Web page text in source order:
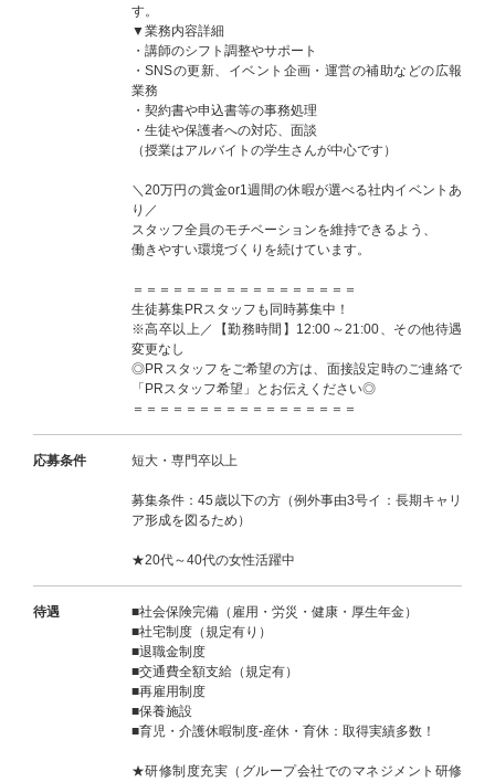
す。
▼業務内容詳細
・講師のシフト調整やサポート
・SNSの更新、イベント企画・運営の補助などの広報
業務
・契約書や申込書等の事務処理
・生徒や保護者への対応、面談
（授業はアルバイトの学生さんが中心です）
＼20万円の賞金or1週間の休暇が選べる社内イベントあ
り／
スタッフ全員のモチベーションを維持できるよう、
働きやすい環境づくりを続けています。
＝＝＝＝＝＝＝＝＝＝＝＝＝＝＝＝＝
生徒募集PRスタッフも同時募集中！
※高卒以上／【勤務時間】12:00～21:00、その他待遇
変更なし
◎PRスタッフをご希望の方は、面接設定時のご連絡で
「PRスタッフ希望」とお伝えください◎
＝＝＝＝＝＝＝＝＝＝＝＝＝＝＝＝＝
応募条件 短大・専門卒以上
募集条件：45歳以下の方（例外事由3号イ：長期キャリ
ア形成を図るため）
★20代～40代の女性活躍中
待遇
■社会保険完備（雇用・労災・健康・厚生年金）
■社宅制度（規定有り）
■退職金制度
■交通費全額支給（規定有）
■再雇用制度
■保養施設
■育児・介護休暇制度-産休・育休：取得実績多数！
★研修制度充実（グループ会社でのマネジメント研修